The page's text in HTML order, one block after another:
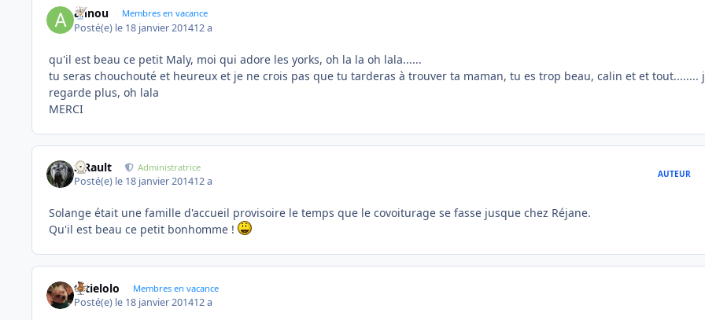
annou Membres en vacance
Posté(e) le 18 janvier 201412 a
qu'il est beau ce petit Maly, moi qui adore les yorks, oh la la oh lala......
tu seras chouchouté et heureux et je ne crois pas que tu tarderas à trouver ta maman, tu es trop beau, calin et et tout........
regarde plus, oh lala
MERCI
S.Rault Administratrice
Posté(e) le 18 janvier 201412 a
AUTEUR
Solange était une famille d'accueil provisoire le temps que le covoiturage se fasse jusque chez Réjane.
Qu'il est beau ce petit bonhomme !
tatielolo Membres en vacance
Posté(e) le 18 janvier 201412 a